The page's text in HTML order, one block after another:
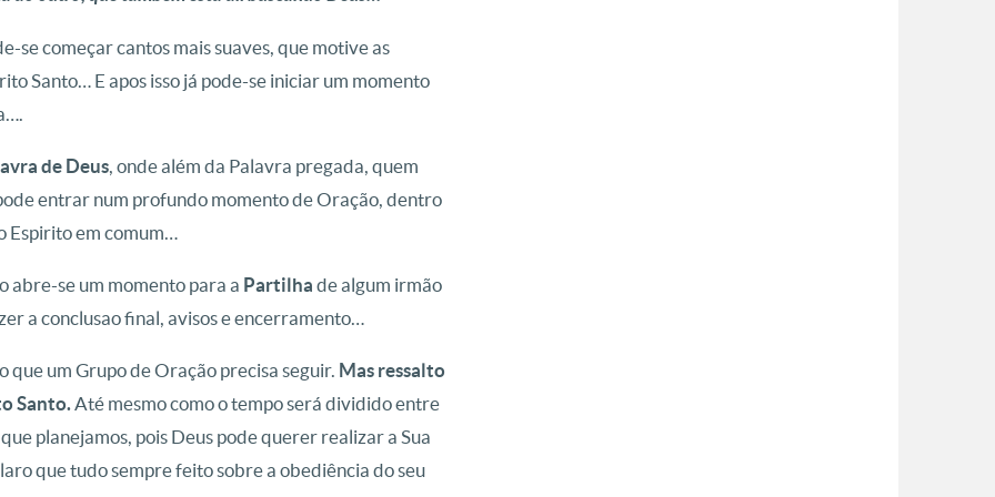
se começar cantos mais suaves, que motive as
Santo… E apos isso já pode-se iniciar um momento
de Deus, onde além da Palavra pregada, quem
entrar num profundo momento de Oração, dentro
Espirito em comum…
abre-se um momento para a Partilha de algum irmão
a conclusao final, avisos e encerramento…
que um Grupo de Oração precisa seguir. Mas ressalto
Santo.Até mesmo como o tempo será dividido entre
planejamos, pois Deus pode querer realizar a Sua
que tudo sempre feito sobre a obediência do seu